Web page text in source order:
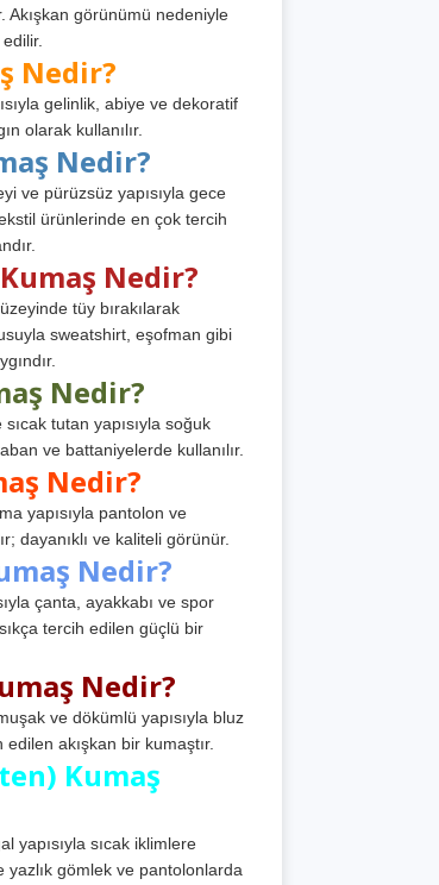
Akışkan görünümü nedeniyle
Nedir?
gelinlik, abiye ve dekoratif
olarak kullanılır.
Nedir?
ve pürüzsüz yapısıyla gece
ürünlerinde en çok tercih
Nedir?
tüy bırakılarak
sweatshirt, eşofman gibi
Nedir?
tutan yapısıyla soğuk
ve battaniyelerde kullanılır.
Nedir?
yapısıyla pantolon ve
dayanıklı ve kaliteli görünür.
Nedir?
çanta, ayakkabı ve spor
tercih edilen güçlü bir
Nedir?
ve dökümlü yapısıyla bluz
akışkan bir kumaştır.
Kumaş
yapısıyla sıcak iklimlere
yazlık gömlek ve pantolonlarda